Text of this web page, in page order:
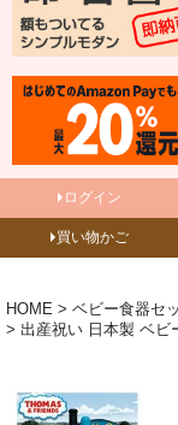
ログイン
買い物かご
HOME
ベビー食器セ
出産祝い 日本製 ベビ